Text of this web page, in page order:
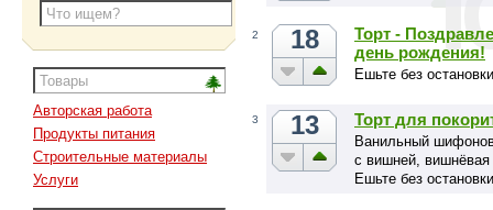
Авторская работа
Продукты питания
Строительные материалы
Услуги
2 18
Торт -
день рождения!
Ешьте без
3 13 Торт для
Ванильный
с вишней, вишнёвая
Ешьте без